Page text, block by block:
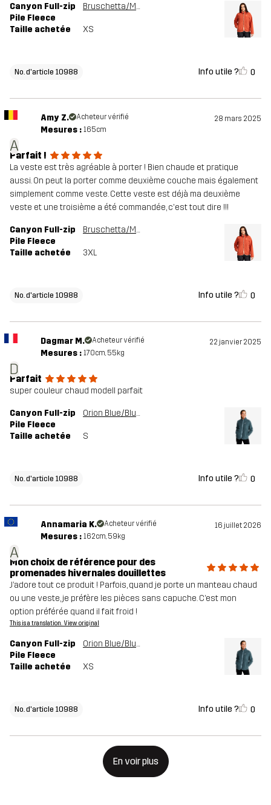
Canyon Full-zip
Pile Fleece
Bruschetta/Maple Sugar
Taille achetée XS
No. d'article 10988 Info utile ? 0
A
Amy Z. Acheteur vérifié 28 mars 2025
Mesures : 165cm
Parfait !
La veste est très agréable à porter ! Bien chaude et pratique
aussi. On peut la porter comme deuxième couche mais également
simplement comme veste. Cette veste est déjà ma deuxième
veste et une troisième a été commandée, c'est tout dire !!!
Canyon Full-zip
Pile Fleece
Bruschetta/Maple Sugar
Taille achetée 3XL
No. d'article 10988 Info utile ? 0
D
Dagmar M. Acheteur vérifié 22 janvier 2025
Mesures : 170cm, 55kg
Parfait
super couleur chaud modell parfait
Canyon Full-zip
Pile Fleece
Orion Blue/Blue Mirage
Taille achetée S
No. d'article 10988 Info utile ? 0
A
Annamaria K. Acheteur vérifié 16 juillet 2026
Mesures : 162cm, 59kg
Mon choix de référence pour des
promenades hivernales douillettes
J’adore tout ce produit ! Parfois, quand je porte un manteau chaud
ou une veste, je préfère les pièces sans capuche. C’est mon
option préférée quand il fait froid !
This is a translation. View original
Canyon Full-zip
Pile Fleece
Orion Blue/Blue Mirage
Taille achetée XS
No. d'article 10988 Info utile ? 0
En voir plus